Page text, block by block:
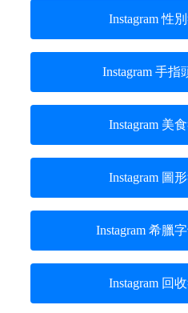
Instagram 性
Instagram 手指
Instagram 美
Instagram 圖
Instagram 希臘
Instagram 回